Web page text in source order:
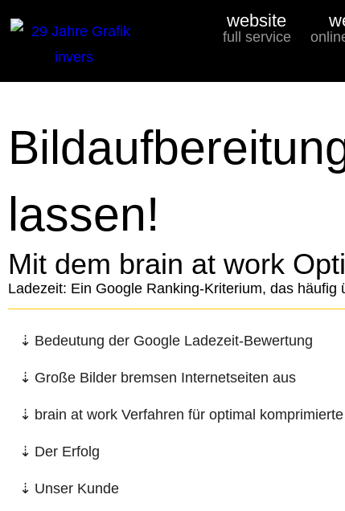
website
full service
lassen!
Mit dem brain at work
Ladezeit: Ein Google Ranking-Kriterium, das häufig
Bedeutung der Google Ladezeit-Bewertung
Große Bilder bremsen Internetseiten aus
brain at work Verfahren für optimal
Der Erfolg
Unser Kunde